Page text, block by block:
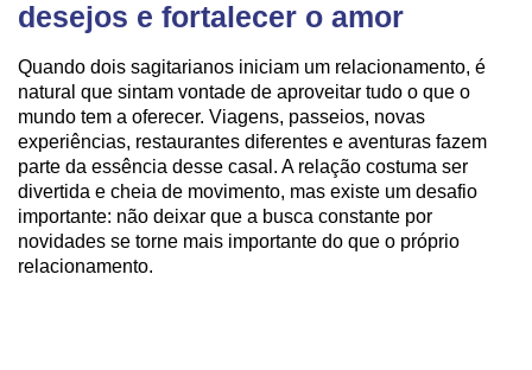
desejos e fortalecer o amor
Quando dois sagitarianos iniciam um relacionamento, é
natural que sintam vontade de aproveitar tudo o que o
mundo tem a oferecer. Viagens, passeios, novas
experiências, restaurantes diferentes e aventuras fazem
parte da essência desse casal. A relação costuma ser
divertida e cheia de movimento, mas existe um desafio
importante: não deixar que a busca constante por
novidades se torne mais importante do que o próprio
relacionamento.